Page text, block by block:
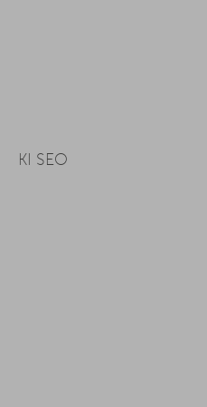
KI SEO